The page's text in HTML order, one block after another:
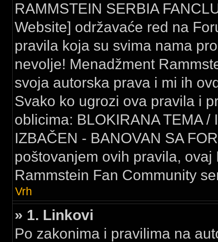
RAMMSTEIN SERBIA
Website] održavaće red na
pravila koja su svima nama
nevolje! Menadžment
svoja autorska prava i mi ih
Svako ko ugrozi ova pravila i
oblicima: BLOKIRANA TEMA
IZBAČEN - BANOVAN SA
poštovanjem ovih pravila,
Rammstein Fan Community
Vrh
» 1. Linkovi
Po zakonima i pravilima na